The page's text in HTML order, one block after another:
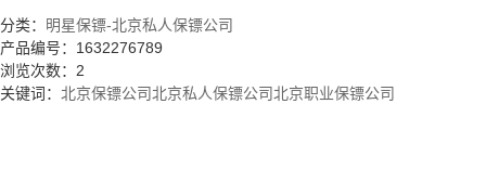
分类：
明星保镖-北京私人保镖公司
产品编号：1632276789
浏览次数：2
关键词： 北京保镖公司北京私人保镖公司北京职业保镖公司